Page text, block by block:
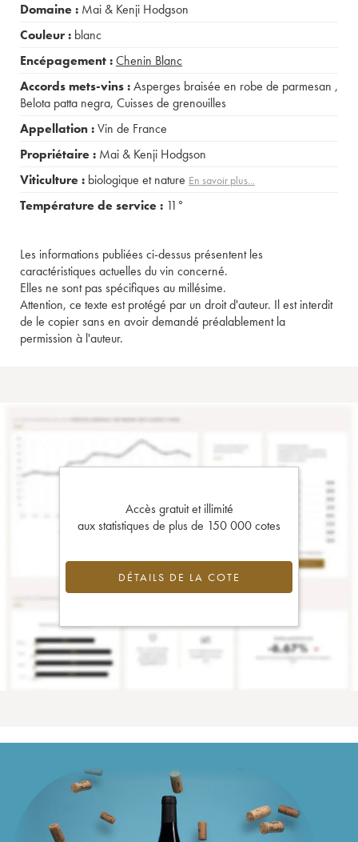
Domaine : Mai & Kenji Hodgson
Couleur : blanc
Encépagement :Chenin Blanc
Accords mets-vins :Asperges braisée en robe de parmesan ,
Belota patta negra, Cuisses de grenouilles
Appellation :Vin de France
Propriétaire : Mai & Kenji Hodgson
Viticulture : biologique et nature En savoir plus...
Température de service : 11°
Les informations publiées ci-dessus présentent les
caractéristiques actuelles du vin concerné.
Elles ne sont pas spécifiques au millésime.
Attention, ce texte est protégé par un droit d'auteur. Il est interdit
de le copier sans en avoir demandé préalablement la
permission à l'auteur.
Accès gratuit et illimité
aux statistiques de plus de 150 000 cotes
DÉTAILS DE LA COTE